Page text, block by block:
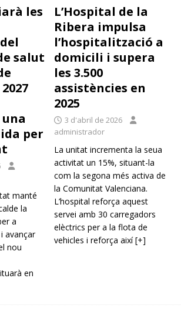
les
salut
per
manté
la
a
avançar
nou
en
L’Hospital de la
Ribera impulsa
l’hospitalització a
domicili i supera
les 3.500
assistències en
2025
3 d'abril de 2026
administrador
La unitat incrementa la seua
activitat un 15%, situant-la
com la segona més activa de
la Comunitat Valenciana.
L’hospital reforça aquest
servei amb 30 carregadors
elèctrics per a la flota de
vehicles i reforça així[+]